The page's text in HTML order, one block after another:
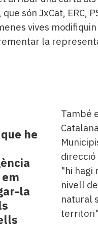
són JxCat, ERC,
vives
la
he
la
També
"hi hagi
nivell
natural